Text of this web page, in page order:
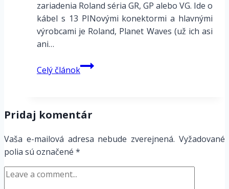
zariadenia Roland séria GR, GP alebo VG. Ide o
kábel s 13 PINovými konektormi a hlavnými
výrobcami je Roland, Planet Waves (už ich asi
ani…
Celý článokGK
–
prepojovací
pre
s
Pridaj komentár
Vaša e-mailová adresa nebude zverejnená. Vyžadované
polia sú označené *